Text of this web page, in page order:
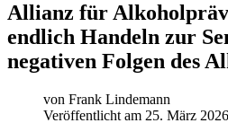
Allianz für
endlich Handeln zur
negativen Folgen des
von Frank Lindemann
Veröffentlicht am 25. März 2026